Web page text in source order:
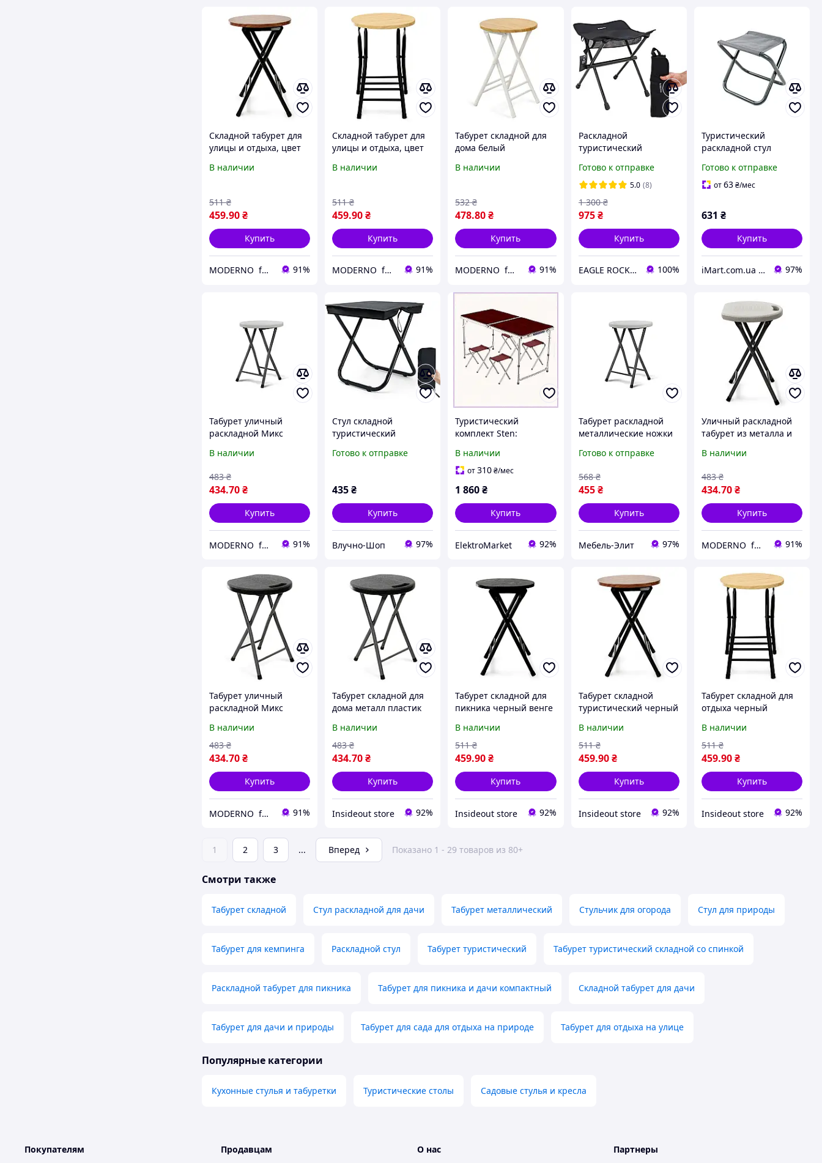
Складной табурет для
улицы и отдыха, цвет
В наличии
459.90₴
511 ₴
Купить
MODERNO furnitures 91%
Складной табурет для
улицы и отдыха, цвет
(Чип)
В наличии
459.90₴
511 ₴
Купить
MODERNO furnitures 91%
Табурет складной для
дома белый
склада
В наличии
478.80₴
532 ₴
Купить
MODERNO furnitures 91%
Раскладной
туристический
квадратный Eagle Rock
для пикника, кемпинга,
рыбалки
Готово к отправке
5.0 (8)
975 ₴
1 300 ₴
Купить
EAGLE ROCK Официальный магазин бренду 100%
Туристический
раскладной стул
Эконом" d25 мм
(расцветка серый
Готово к отправке
от63₴/мес
631 ₴
Купить
iMart.com.ua - Мебель. Меловые ценники. Стол, стул, письменные столы, шкафы, кровати 97%
Табурет уличный
раскладной Микс
металл/пластик для
В наличии
434.70₴
483 ₴
Купить
MODERNO furnitures 91%
Стул складной
туристический
Усиленный
Черный
Готово к отправке
435₴
Купить
Влучно-Шоп 97%
Туристический
комплект Sten:
табуретки для дачи,
89P4M78K06
В наличии
от310₴/мес
1 860₴
Купить
ElektroMarket 92%
Табурет раскладной
металлические ножки
белое)
Готово к отправке
455 ₴
568 ₴
Купить
Мебель-Элит 97%
Уличный раскладной
табурет из металла и
дома и пикника (Литл)
В наличии
434.70₴
483 ₴
Купить
MODERNO furnitures 91%
Табурет уличный
раскладной Микс
металл/пластик
черный для дома и
пикника
В наличии
434.70₴
483 ₴
Купить
MODERNO furnitures 91%
Табурет складной для
дома металл пластик
склада
В наличии
434.70₴
483 ₴
Купить
Insideout store 92%
Табурет складной для
пикника черный венге
В наличии
459.90₴
511 ₴
Купить
Insideout store 92%
Табурет складной
туристический черный
В наличии
459.90 ₴
511 ₴
Купить
Insideout store 92%
Табурет складной для
отдыха черный
склада
В наличии
459.90₴
511 ₴
Купить
Insideout store 92%
1 2 3 ... Вперед Показано 1 - 29 товаров из 80+
Смотри также
Табурет складной Стул раскладной для дачи Табурет металлический Стульчик для огорода Стул для природы
Табурет для кемпинга Раскладной стул Табурет туристический Табурет туристический складной со спинкой
Раскладной табурет для пикника Табурет для пикника и дачи компактный Складной табурет для дачи
Табурет для дачи и природы Табурет для сада для отдыха на природе Табурет для отдыха на улице
Популярные категории
Кухонные стулья и табуретки Туристические столы Садовые стулья и кресла
Покупателям Продавцам О нас Партнеры